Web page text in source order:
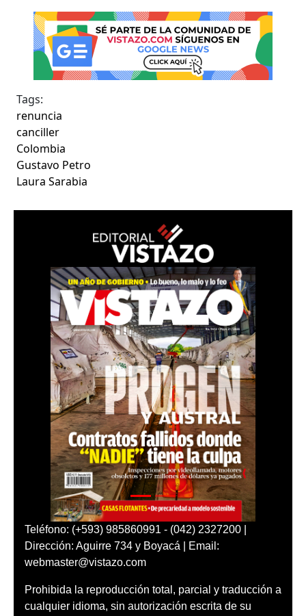
Tags:
renuncia
canciller
Colombia
Gustavo Petro
Laura Sarabia
Teléfono: (+593) 985860991 - (042) 2327200 |
Dirección: Aguirre 734 y Boyacá | Email:
webmaster@vistazo.com
Prohibida la reproducción total, parcial y traducción a
cualquier idioma, sin autorización escrita de su